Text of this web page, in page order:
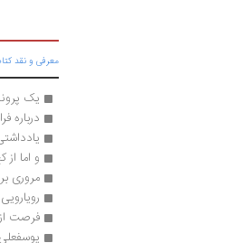
معرفی و نقد
یک
درباره
و اما
مروری
فرصت